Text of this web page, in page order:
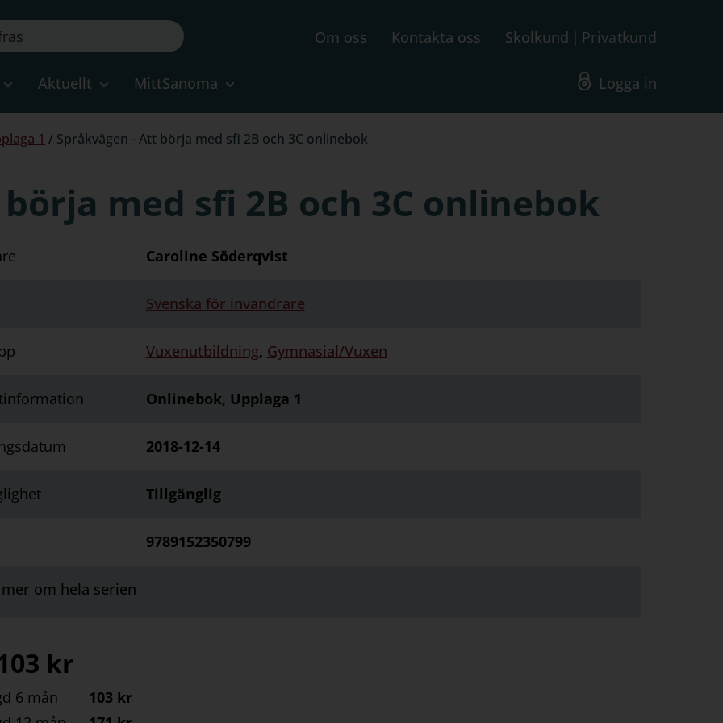
Om oss Kontakta oss Skolkund Privatkund
Aktuellt MittSanoma Logga in
1 / Språkvägen - Att börja med sfi 2B och 3C onlinebok
med sfi 2B och 3C onlinebok
Caroline Söderqvist
Svenska för invandrare
Vuxenutbildning, Gymnasial/Vuxen
Onlinebok, Upplaga 1
2018-12-14
Tillgänglig
9789152350799
mer om hela serien
kr
6 mån
103 kr